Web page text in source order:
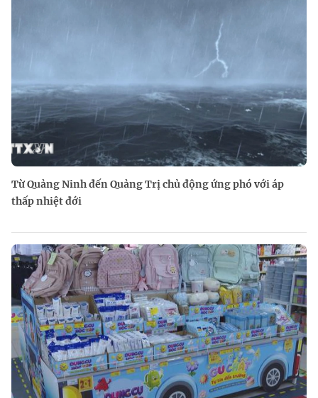
Từ Quảng Ninh đến Quảng Trị chủ động ứng phó với áp
thấp nhiệt đới